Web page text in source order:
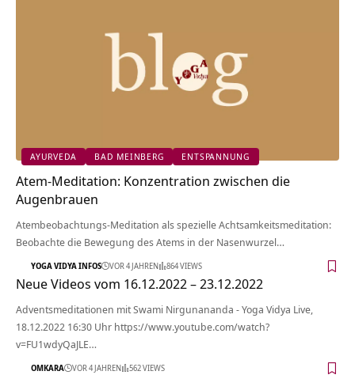
AYURVEDA BAD MEINBERG ENTSPANNUNG
Atem-Meditation: Konzentration zwischen die
Augenbrauen
Atembeobachtungs-Meditation als spezielle Achtsamkeitsmeditation:
Beobachte die Bewegung des Atems in der Nasenwurzel…
YOGA VIDYA INFOS VOR 4 JAHREN 864 VIEWS
Neue Videos vom 16.12.2022 – 23.12.2022
Adventsmeditationen mit Swami Nirgunananda - Yoga Vidya Live,
18.12.2022 16:30 Uhr https://www.youtube.com/watch?
v=FU1wdyQaJLE…
OMKARA VOR 4 JAHREN 562 VIEWS